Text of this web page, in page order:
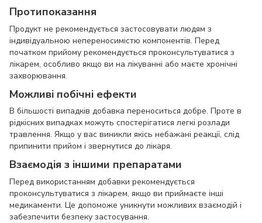
Протипоказання
Продукт не рекомендується застосовувати людям з
індивідуальною непереносимістю компонентів. Перед
початком прийому рекомендується проконсультуватися з
лікарем, особливо якщо ви на лікуванні або маєте хронічні
захворювання.
Можливі побічні ефекти
В більшості випадків добавка переноситься добре. Проте в
рідкісних випадках можуть спостерігатися легкі розлади
травлення. Якщо у вас виникли якісь небажані реакції, слід
припинити прийом і звернутися до лікаря.
Взаємодія з іншими препаратами
Перед використанням добавки рекомендується
проконсультуватися з лікарем, якщо ви приймаєте інші
медикаменти. Це допоможе уникнути можливих взаємодій і
забезпечити безпеку застосування.